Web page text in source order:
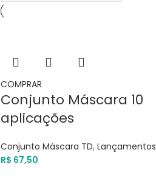
COMPRAR
Conjunto Máscara 10
aplicações
Conjunto Máscara TD, Lançamentos
R$ 67,50